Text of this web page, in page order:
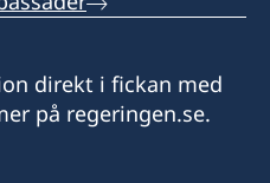
direkt i fickan med
på regeringen.se.